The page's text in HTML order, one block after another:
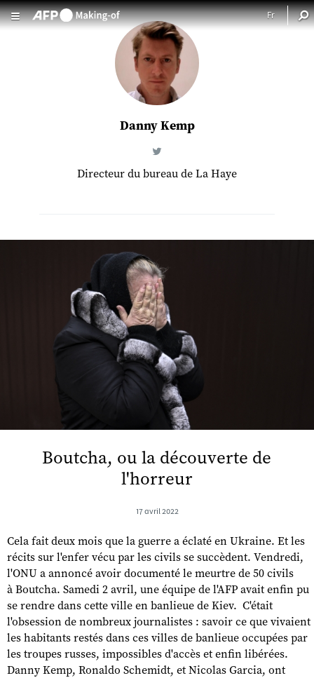
Danny Kemp
Directeur du bureau de La Haye
Boutcha, ou la découverte de
l'horreur
17 avril 2022
Cela fait deux mois que la guerre a éclaté en Ukraine. Et les
récits sur l'enfer vécu par les civils se succèdent. Vendredi,
l'ONU a annoncé avoir documenté le meurtre de 50 civils
à Boutcha. Samedi 2 avril, une équipe de l'AFP avait enfin pu
se rendre dans cette ville en banlieue de Kiev. C'était
l'obsession de nombreux journalistes : savoir ce que vivaient
les habitants restés dans ces villes de banlieue occupées par
les troupes russes, impossibles d'accès et enfin libérées.
Danny Kemp, Ronaldo Schemidt, et Nicolas Garcia, ont